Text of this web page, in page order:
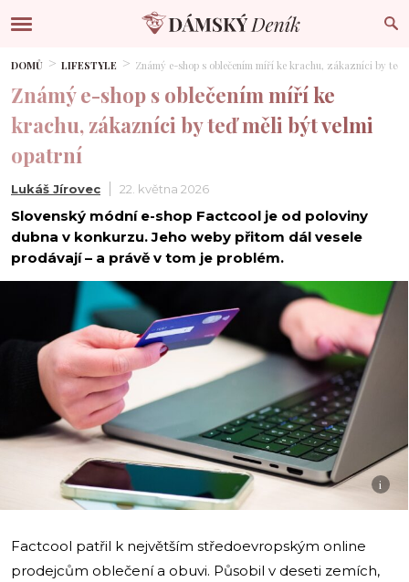
DOMŮ LIFESTYLE Známý e-shop s oblečením míří ke krachu, zákazníci by teď
Známý e-shop s oblečením míří ke
krachu, zákazníci by teď měli být velmi
opatrní
Lukáš Jírovec 22. května 2026
Slovenský módní e-shop Factcool je od poloviny
dubna v konkurzu. Jeho weby přitom dál vesele
prodávají – a právě v tom je problém.
i
Factcool patřil k největším středoevropským online
prodejcům oblečení a obuvi. Působil v deseti zemích,